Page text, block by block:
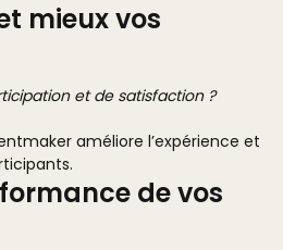
mieux vos
et de satisfaction ?
améliore l’expérience et
de vos